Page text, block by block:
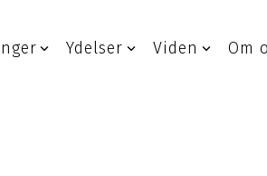
Ydelser Viden Om